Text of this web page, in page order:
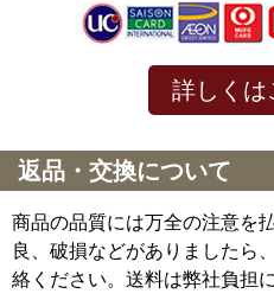
詳しくは
返品・交換について
商品の品質には万全の注意を
良、破損などがありましたら
絡ください。送料は弊社負担